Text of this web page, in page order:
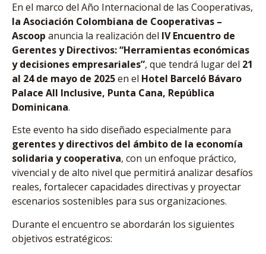
En el marco del Año Internacional de las Cooperativas,
la Asociación Colombiana de Cooperativas –
Ascoop anuncia la realización del IV Encuentro de
Gerentes y Directivos: “Herramientas económicas
y decisiones empresariales”, que tendrá lugar del 21
al 24 de mayo de 2025en el Hotel Barceló Bávaro
Palace All Inclusive, Punta Cana, República
Dominicana.
Este evento ha sido diseñado especialmente para
gerentes y directivos del ámbito de la economía
solidaria y cooperativa, con un enfoque práctico,
vivencial y de alto nivel que permitirá analizar desafíos
reales, fortalecer capacidades directivas y proyectar
escenarios sostenibles para sus organizaciones.
Durante el encuentro se abordarán los siguientes
objetivos estratégicos: